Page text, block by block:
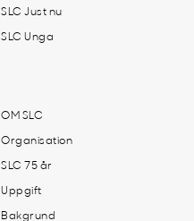
SLC Just nu
SLC Unga
OM SLC
Organisation
SLC 75 år
Uppgift
Bakgrund